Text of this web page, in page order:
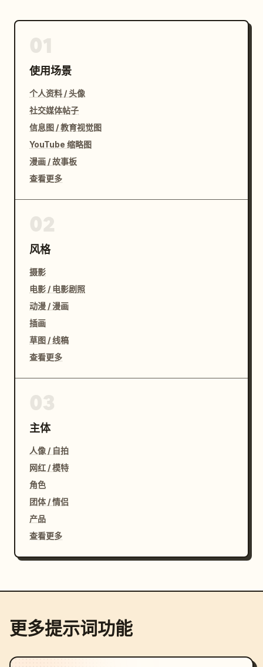
使用场景
个人资料 / 头像
社交媒体帖子
信息图 / 教育视觉图
YouTube 缩略图
漫画 / 故事板
查看更多
风格
摄影
电影 / 电影剧照
动漫 / 漫画
插画
草图 / 线稿
查看更多
主体
人像 / 自拍
网红 / 模特
角色
团体 / 情侣
产品
查看更多
更多提示词功能